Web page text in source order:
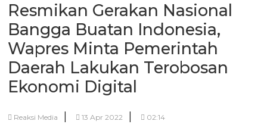
Resmikan Gerakan Nasional
Bangga Buatan Indonesia,
Wapres Minta Pemerintah
Daerah Lakukan Terobosan
Ekonomi Digital
Reaksi Media 13 Apr 2022 02:14